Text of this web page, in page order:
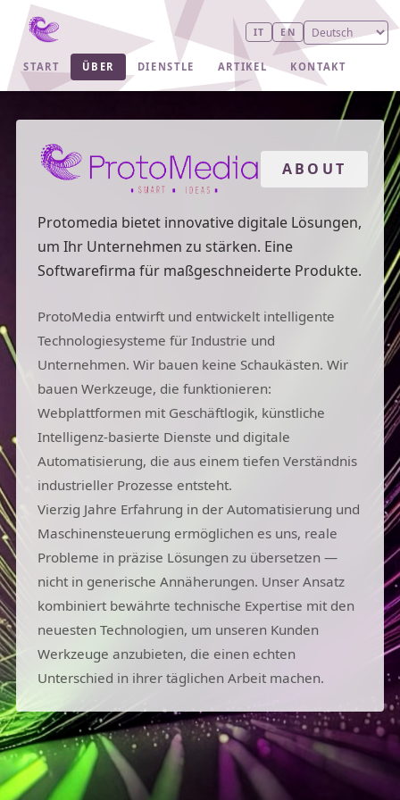
START ÜBER DIENSTLE ARTIKEL KONTAKT
IT EN
ABOUT
Protomedia bietet innovative digitale Lösungen,
um Ihr Unternehmen zu stärken. Eine
Softwarefirma für maßgeschneiderte Produkte.
ProtoMedia entwirft und entwickelt intelligente
Technologiesysteme für Industrie und
Unternehmen. Wir bauen keine Schaukästen. Wir
bauen Werkzeuge, die funktionieren:
Webplattformen mit Geschäftlogik, künstliche
Intelligenz-basierte Dienste und digitale
Automatisierung, die aus einem tiefen Verständnis
industrieller Prozesse entsteht.
Vierzig Jahre Erfahrung in der Automatisierung und
Maschinensteuerung ermöglichen es uns, reale
Probleme in präzise Lösungen zu übersetzen —
nicht in generische Annäherungen. Unser Ansatz
kombiniert bewährte technische Expertise mit den
neuesten Technologien, um unseren Kunden
Werkzeuge anzubieten, die einen echten
Unterschied in ihrer täglichen Arbeit machen.